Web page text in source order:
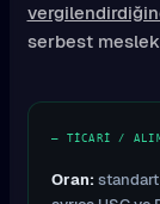
serbest meslek
— TICARI /
Oran: